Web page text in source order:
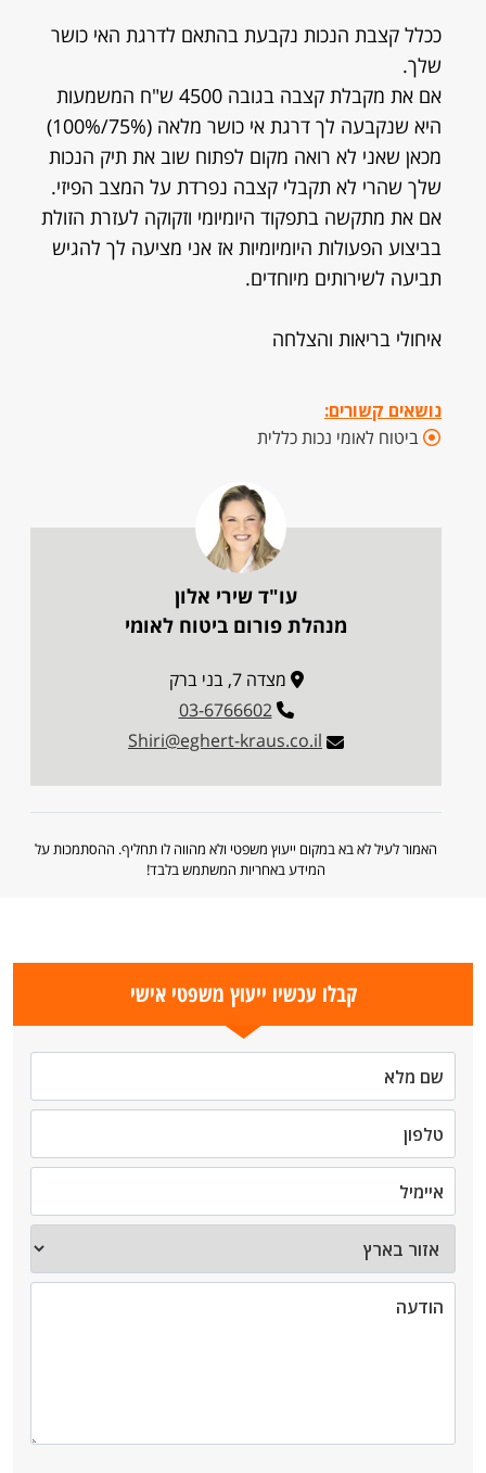
ככלל קצבת הנכות נקבעת בהתאם לדרגת האי כושר
שלך.
אם את מקבלת קצבה בגובה 4500 ש"ח המשמעות
היא שנקבעה לך דרגת אי כושר מלאה (75%/100%)
מכאן שאני לא רואה מקום לפתוח שוב את תיק הנכות
שלך שהרי לא תקבלי קצבה נפרדת על המצב הפיזי.
אם את מתקשה בתפקוד היומיומי וזקוקה לעזרת הזולת
בביצוע הפעולות היומיומיות אז אני מציעה לך להגיש
תביעה לשירותים מיוחדים.
איחולי בריאות והצלחה
נושאים קשורים:
ביטוח לאומי נכות כללית
עו"ד שירי אלון
מנהלת פורום ביטוח לאומי
מצדה 7, בני ברק
03-6766602
Shiri@eghert-kraus.co.il
האמור לעיל לא בא במקום ייעוץ משפטי ולא מהווה לו תחליף. ההסתמכות על
המידע באחריות המשתמש בלבד!
קבלו עכשיו ייעוץ משפטי אישי